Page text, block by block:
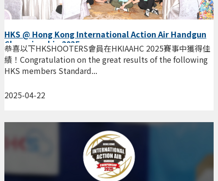
HKS @ Hong Kong International Action Air Handgun
Championship 2025
2025-04-22
恭喜以下HKSHOOTERS會員在HKIAAHC 2025賽事中獲得佳
績！Congratulation on the great results of the following
HKS members Standard...